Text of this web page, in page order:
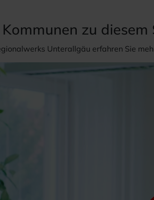
zu diesem
Unterallgäu erfahren Sie meh